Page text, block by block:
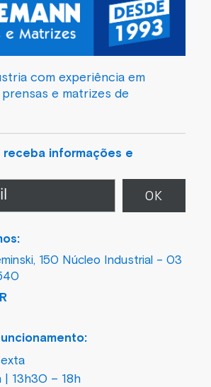
com experiência em
e matrizes de
receba informações e
150 Núcleo Industrial – 03
| 13h30 – 18h